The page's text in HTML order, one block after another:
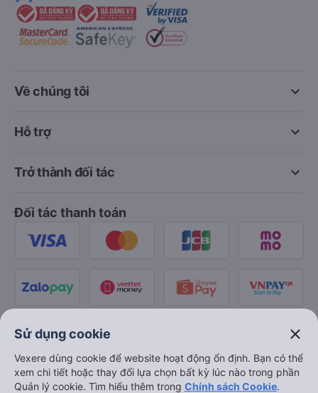
keyboard_arrow_down
Về chúng tôi
keyboard_arrow_down
Hỗ trợ
keyboard_arrow_down
Trở thành đối tác
Đối tác thanh toán
Sử dụng cookie close
Vexere dùng cookie để website hoạt động ổn định. Bạn có thể
xem chi tiết hoặc thay đổi lựa chọn bất kỳ lúc nào trong phần
Quản lý cookie. Tìm hiểu thêm trong Chính sách Cookie.